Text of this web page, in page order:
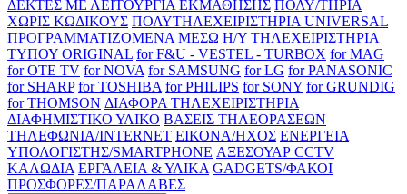
ΔΕΚΤΕΣ ΜΕ ΛΕΙΤΟΥΡΓΙΑ ΕΚΜΑΘΗΣΗΣ ΠΟΛΥ/ΤΗΡΙΑ
ΧΩΡΙΣ ΚΩΔΙΚΟΥΣ ΠΟΛΥΤΗΛΕΧΕΙΡΙΣΤΗΡΙΑ UNIVERSAL
ΠΡΟΓΡΑΜΜΑΤΙΖΟΜΕΝΑ ΜΕΣΩ H/Y ΤΗΛΕΧΕΙΡΙΣΤΗΡΙΑ
ΤΥΠΟΥ ORIGINAL for F&U - VESTEL - TURBOX for MAG
for OTE TV for NOVA for SAMSUNG for LG for PANASONIC
for SHARP for TOSHIBA for PHILIPS for SONY for GRUNDIG
for THOMSON ΔΙΑΦΟΡΑ ΤΗΛΕΧΕΙΡΙΣΤΗΡΙΑ
ΔΙΑΦΗΜΙΣΤΙΚΟ ΥΛΙΚΟ ΒΑΣΕΙΣ ΤΗΛΕΟΡΑΣΕΩΝ
ΤΗΛΕΦΩΝΙΑ/INTERNET ΕΙΚΟΝΑ/ΗΧΟΣ ΕΝΕΡΓΕΙΑ
ΥΠΟΛΟΓΙΣΤΗΣ/SMARTPHONE ΑΞΕΣΟΥΑΡ CCTV
ΚΑΛΩΔΙΑ ΕΡΓΑΛΕΙΑ & ΥΛΙΚΑ GADGETS/ΦΑΚΟΙ
ΠΡΟΣΦΟΡΕΣ/ΠΑΡΑΛΑΒΕΣ